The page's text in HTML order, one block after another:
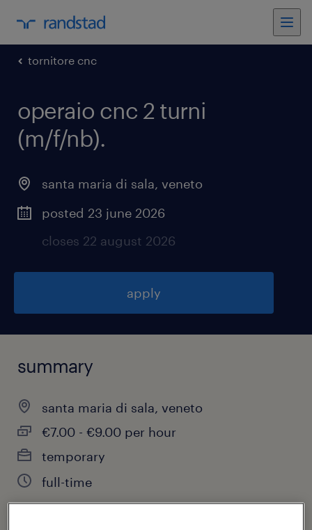
tornitore cnc
operaio cnc 2 turni
(m/f/nb).
santa maria di sala, veneto
posted 23 june 2026
closes 22 august 2026
apply
summary
santa maria di sala, veneto
€7.00 - €9.00 per hour
temporary
full-time